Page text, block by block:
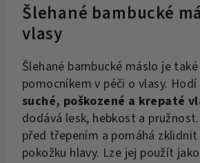
Šlehané bambucké
vlasy
Šlehané bambucké máslo je
pomocníkem v péči o vlasy.
suché, poškozené a krepaté
dodává lesk, hebkost a
před třepením a pomáhá
pokožku hlavy. Lze jej použít jako